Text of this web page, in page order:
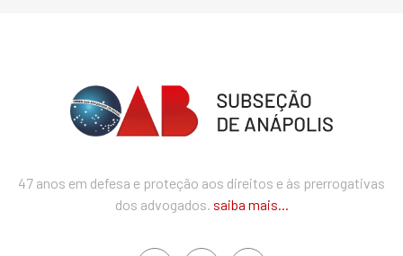
47 anos em defesa e proteção aos direitos e às prerrogativas
dos advogados. saiba mais...